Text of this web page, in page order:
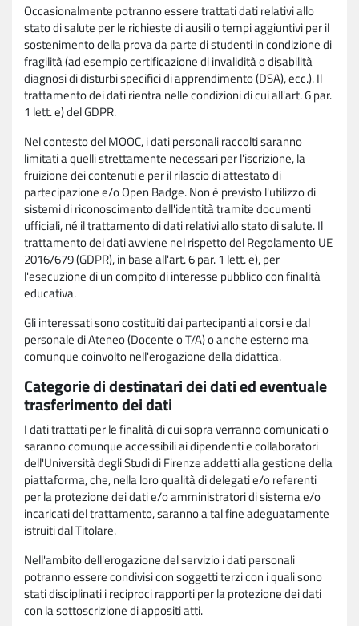
Occasionalmente potranno essere trattati dati relativi allo
stato di salute per le richieste di ausili o tempi aggiuntivi per il
sostenimento della prova da parte di studenti in condizione di
fragilità (ad esempio certificazione di invalidità o disabilità
diagnosi di disturbi specifici di apprendimento (DSA), ecc.). Il
trattamento dei dati rientra nelle condizioni di cui all'art. 6 par.
1 lett. e) del GDPR.
Nel contesto del MOOC, i dati personali raccolti saranno
limitati a quelli strettamente necessari per l'iscrizione, la
fruizione dei contenuti e per il rilascio di attestato di
partecipazione e/o Open Badge. Non è previsto l'utilizzo di
sistemi di riconoscimento dell'identità tramite documenti
ufficiali, né il trattamento di dati relativi allo stato di salute. Il
trattamento dei dati avviene nel rispetto del Regolamento UE
2016/679 (GDPR), in base all'art. 6 par. 1 lett. e), per
l'esecuzione di un compito di interesse pubblico con finalità
educativa.
Gli interessati sono costituiti dai partecipanti ai corsi e dal
personale di Ateneo (Docente o T/A) o anche esterno ma
comunque coinvolto nell'erogazione della didattica.
Categorie di destinatari dei dati ed eventuale
trasferimento dei dati
I dati trattati per le finalità di cui sopra verranno comunicati o
saranno comunque accessibili ai dipendenti e collaboratori
dell'Università degli Studi di Firenze addetti alla gestione della
piattaforma, che, nella loro qualità di delegati e/o referenti
per la protezione dei dati e/o amministratori di sistema e/o
incaricati del trattamento, saranno a tal fine adeguatamente
istruiti dal Titolare.
Nell'ambito dell'erogazione del servizio i dati personali
potranno essere condivisi con soggetti terzi con i quali sono
stati disciplinati i reciproci rapporti per la protezione dei dati
con la sottoscrizione di appositi atti.